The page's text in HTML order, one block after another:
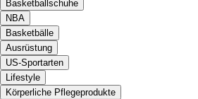
Basketballschuhe
NBA
Basketbälle
Ausrüstung
US-Sportarten
Lifestyle
Körperliche Pflegeprodukte